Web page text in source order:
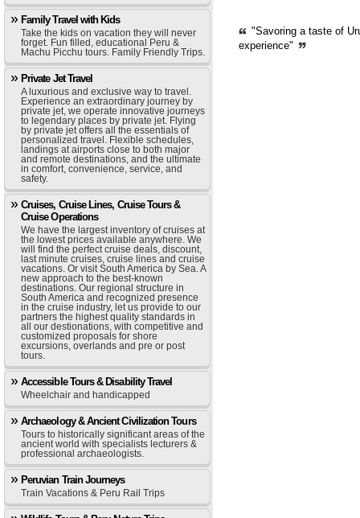
Family Travel with Kids
Take the kids on vacation they will never
forget. Fun filled, educational Peru &
Machu Picchu tours. Family Friendly Trips.
Private Jet Travel
A luxurious and exclusive way to travel.
Experience an extraordinary journey by
private jet, we operate innovative journeys
to legendary places by private jet. Flying
by private jet offers all the essentials of
personalized travel. Flexible schedules,
landings at airports close to both major
and remote destinations, and the ultimate
in comfort, convenience, service, and
safety.
Cruises, Cruise Lines, Cruise Tours &
Cruise Operations
We have the largest inventory of cruises at
the lowest prices available anywhere. We
will find the perfect cruise deals, discount,
last minute cruises, cruise lines and cruise
vacations. Or visit South America by Sea. A
new approach to the best-known
destinations. Our regional structure in
South America and recognized presence
in the cruise industry, let us provide to our
partners the highest quality standards in
all our destionations, with competitive and
customized proposals for shore
excursions, overlands and pre or post
tours.
Accessible Tours & Disability Travel
Wheelchair and handicapped
Archaeology & Ancient Civilization Tours
Tours to historically significant areas of the
ancient world with specialists lecturers &
professional archaeologists.
Peruvian Train Journeys
Train Vacations & Peru Rail Trips
"Savoring a taste of
experience"